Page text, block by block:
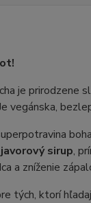
je prirodzene
vegánska,
javorový sirup,
a zníženie
tých, ktorí